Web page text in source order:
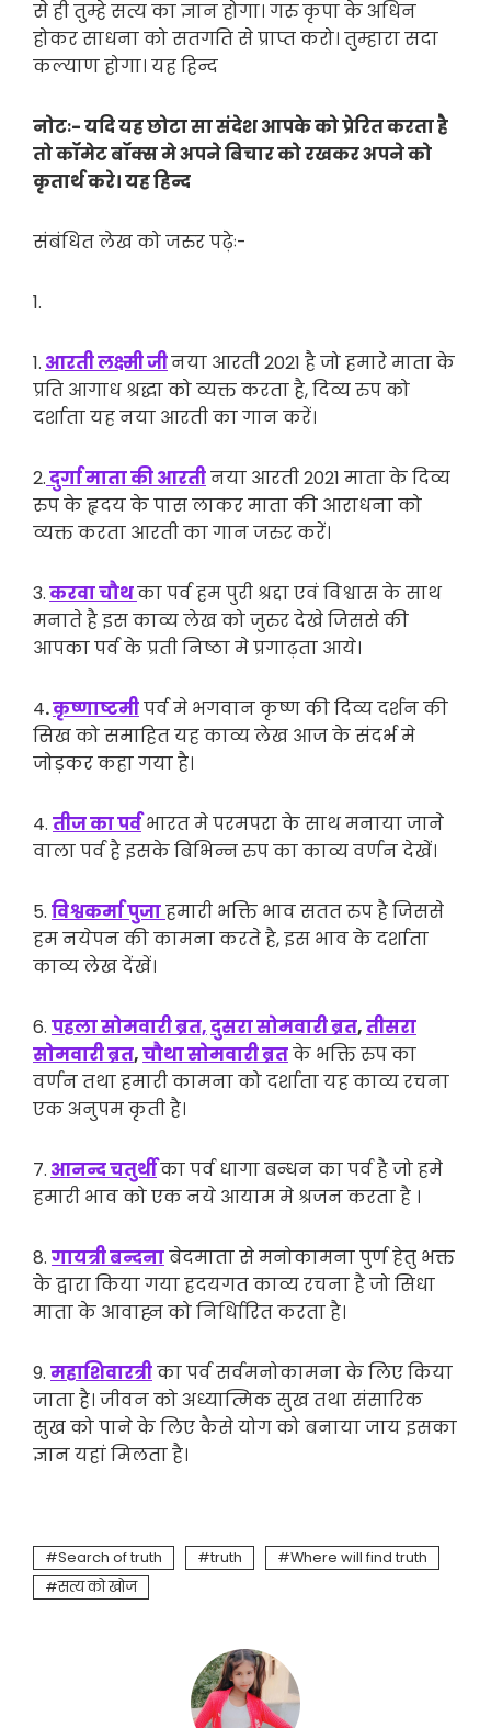
से ही तुम्हे सत्य का ज्ञान होगा। गरु कृपा के अधिन
होकर साधना को सतगति से प्राप्त करो। तुम्हारा सदा
कल्याण होगा। यह हिन्द
नोटः- यदि यह छोटा सा संदेश आपके को प्रेरित करता है
तो कॉमेट बॉक्स मे अपने बिचार को रखकर अपने को
कृतार्थ करे। यह हिन्द
संबंधित लेख को जरुर पढ़ेः-
1.
1. आरती लक्ष्मी जीनया आरती 2021 है जो हमारे माता के
प्रति आगाध श्रद्धा को व्यक्त करता है, दिव्य रुप को
दर्शाता यह नया आरती का गान करें।
2.दुर्गा माता की आरतीनया आरती 2021 माता के दिव्य
रुप के हृदय के पास लाकर माता की आराधना को
व्यक्त करता आरती का गान जरुर करें।
3.करवा चौथका पर्व हम पुरी श्रद्दा एवं विश्वास के साथ
मनाते है इस काव्य लेख को जुरुर देखे जिससे की
आपका पर्व के प्रती निष्ठा मे प्रगाढ़ता आये।
4.कृष्णाष्टमीपर्व मे भगवान कृष्ण की दिव्य दर्शन की
सिख को समाहित यह काव्य लेख आज के संदर्भ मे
जोड़कर कहा गया है।
4. तीज का पर्वभारत मे परमपरा के साथ मनाया जाने
वाला पर्व है इसके बिभिन्न रुप का काव्य वर्णन देखें।
5. विश्वकर्मा पुजाहमारी भक्ति भाव सतत रुप है जिससे
हम नयेपन की कामना करते है, इस भाव के दर्शाता
काव्य लेख देंखें।
6. पहला सोमवारी ब्रत,दुसरा सोमवारी ब्रत,तीसरा
सोमवारी ब्रत,चौथा सोमवारी ब्रतके भक्ति रुप का
वर्णन तथा हमारी कामना को दर्शाता यह काव्य रचना
एक अनुपम कृती है।
7. आनन्द चतुर्थीका पर्व धागा बन्धन का पर्व है जो हमे
हमारी भाव को एक नये आयाम मे श्रजन करता है ।
8. गायत्री बन्दनाबेदमाता से मनोकामना पुर्ण हेतु भक्त
के द्वारा किया गया ह्रदयगत काव्य रचना है जो सिधा
माता के आवाह्न को निर्धिारित करता है।
9. महाशिवारत्रीका पर्व सर्वमनोकामना के लिए किया
जाता है। जीवन को अध्यात्मिक सुख तथा संसारिक
सुख को पाने के लिए कैसे योग को बनाया जाय इसका
ज्ञान यहां मिलता है।
Search of truth truth
Where will find truth
सत्य को खोज